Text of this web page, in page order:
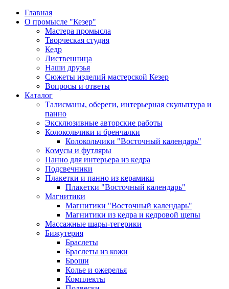
Главная
О промысле "Кезер"
Мастера промысла
Творческая студия
Кедр
Лиственница
Наши друзья
Сюжеты изделий мастерской Кезер
Вопросы и ответы
Каталог
Талисманы, обереги, интерьерная скульптура и
панно
Эксклюзивные авторские работы
Колокольчики и бренчалки
Колокольчики "Восточный календарь"
Комусы и футляры
Панно для интерьера из кедра
Подсвечники
Плакетки и панно из керамики
Плакетки "Восточный календарь"
Магнитики
Магнитики "Восточный календарь"
Магнитики из кедра и кедровой щепы
Массажные шары-тегерики
Бижутерия
Браслеты
Браслеты из кожи
Броши
Колье и ожерелья
Комплекты